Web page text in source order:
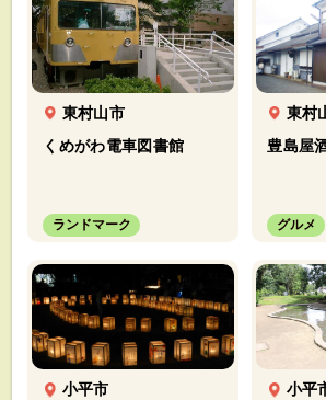
東村山市
くめがわ電車図書館
ランドマーク
東村
豊島屋
グルメ
小平市
小平